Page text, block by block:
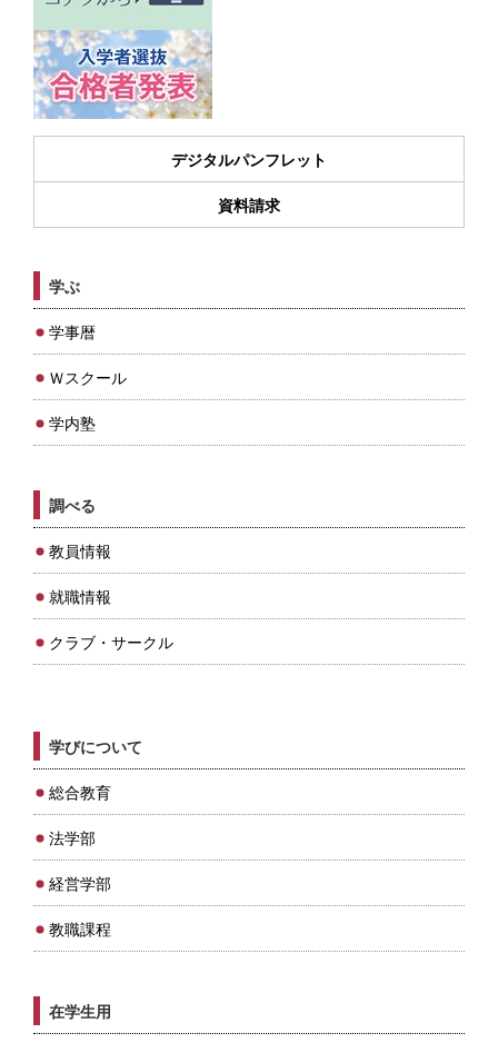
デジタルパンフレット
資料請求
学ぶ
学事暦
Ｗスクール
学内塾
調べる
教員情報
就職情報
クラブ・サークル
学びについて
総合教育
法学部
経営学部
教職課程
在学生用